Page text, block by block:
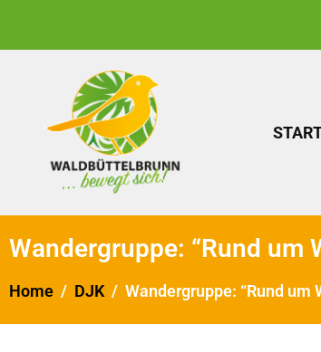
Wandergruppe: “Rund um
Home DJK Wandergruppe: “Rund um